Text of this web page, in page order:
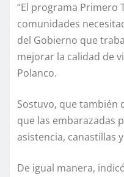
“El programa Primero
comunidades
del Gobierno que
mejorar la calidad de
Polanco.
Sostuvo, que también
que las embarazadas
asistencia, canastillas
De igual manera,